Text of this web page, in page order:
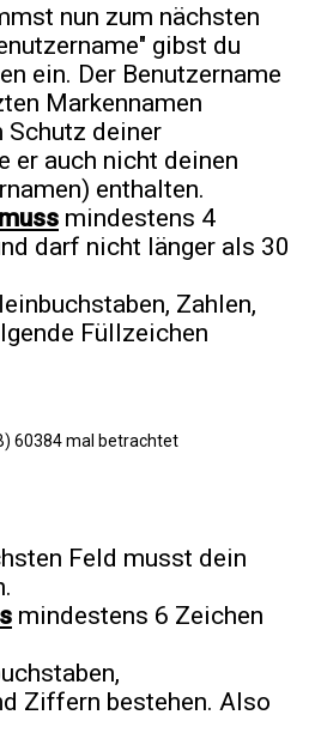
nun zum nächsten
gibst du
ein. Der Benutzername
Markennamen
Schutz deiner
er auch nicht deinen
enthalten.
muss mindestens 4
darf nicht länger als 30
Zahlen,
Füllzeichen
60384 mal betrachtet
Feld musst dein
mindestens 6 Zeichen
Ziffern bestehen. Also